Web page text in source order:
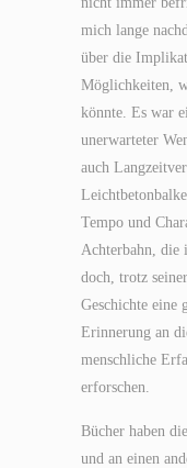
mich lange
über die
Möglichkeiten,
könnte. Es war
unerwarteter
auch
Tempo und
Achterbahn, die
doch, trotz
Geschichte eine
Erinnerung an
menschliche
erforschen.
Bücher haben
und an einen